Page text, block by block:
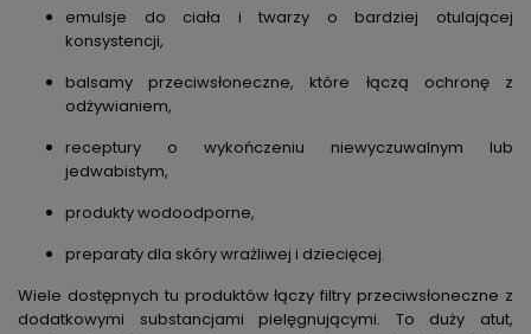
emulsje do ciała i twarzy o bardziej otulającej
konsystencji,
balsamy przeciwsłoneczne, które łączą ochronę z
odżywianiem,
receptury o wykończeniu niewyczuwalnym lub
jedwabistym,
produkty wodoodporne,
preparaty dla skóry wrażliwej i dziecięcej.
Wiele dostępnych tu produktów łączy filtry przeciwsłoneczne z
dodatkowymi substancjami pielęgnującymi. To duży atut,